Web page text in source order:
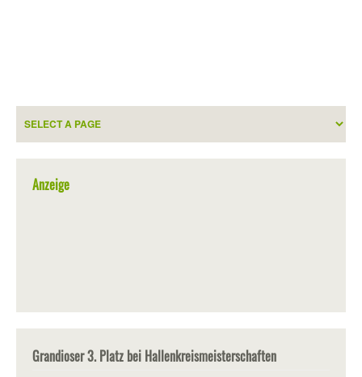
Anzeige
Grandioser 3. Platz bei Hallenkreismeisterschaften